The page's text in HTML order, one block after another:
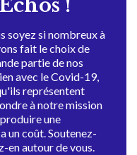
!
soyez si nombreux à
fait le choix de
partie de nos
avec le Covid-19,
représentent
à notre mission
une
un coût. Soutenez-
en autour de vous.